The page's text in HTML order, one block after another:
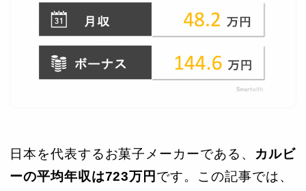
日本を代表するお菓子メーカーである、
カルビ
ーの平均年収は723万円 です。この記事では、